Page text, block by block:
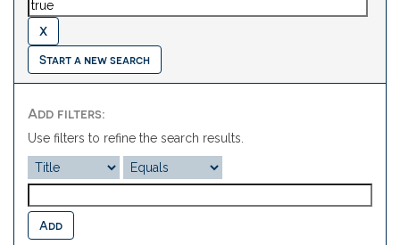
Start a new search
Add filters:
Use filters to refine the search results.